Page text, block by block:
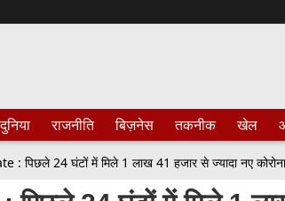
दुनिया राजनीति बिज़नेस तकनीक खेल